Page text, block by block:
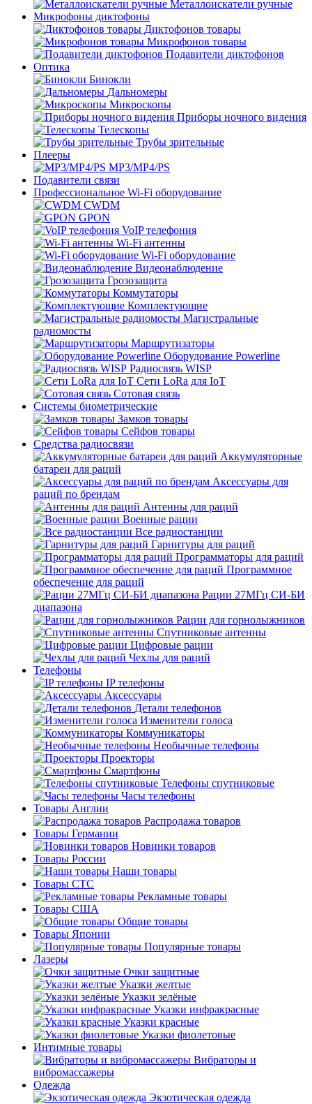
Металлоискатели ручные
Микрофоны диктофоны
Диктофонов товары
Микрофонов товары
Подавители диктофонов
Оптика
Бинокли
Дальномеры
Микроскопы
Приборы ночного видения
Телескопы
Трубы зрительные
Плееры
MP3/MP4/PS
Подавители связи
Профессиональное Wi-Fi оборудование
CWDM
GPON
VoIP телефония
Wi-Fi антенны
Wi-Fi оборудование
Видеонаблюдение
Грозозащита
Коммутаторы
Комплектующие
Магистральные
радиомосты
Маршрутизаторы
Оборудование Powerline
Радиосвязь WISP
Сети LoRa для IoT
Сотовая связь
Системы биометрические
Замков товары
Сейфов товары
Средства радиосвязи
Аккумуляторные
батареи для раций
Аксессуары для
раций по брендам
Антенны для раций
Военные рации
Все радиостанции
Гарнитуры для раций
Программаторы для раций
Программное
обеспечение для раций
Рации 27МГц СИ-БИ
диапазона
Рации для горнолыжников
Спутниковые антенны
Цифровые рации
Чехлы для раций
Телефоны
IP телефоны
Аксессуары
Детали телефонов
Изменители голоса
Коммуникаторы
Необычные телефоны
Проекторы
Смартфоны
Телефоны спутниковые
Часы телефоны
Товары Англии
Распродажа товаров
Товары Германии
Новинки товаров
Товары России
Наши товары
Товары СТС
Рекламные товары
Товары США
Общие товары
Товары Японии
Популярные товары
Лазеры
Очки защитные
Указки желтые
Указки зелёные
Указки инфракрасные
Указки красные
Указки фиолетовые
Интимные товары
Вибраторы и
вибромассажеры
Одежда
Экзотическая одежда